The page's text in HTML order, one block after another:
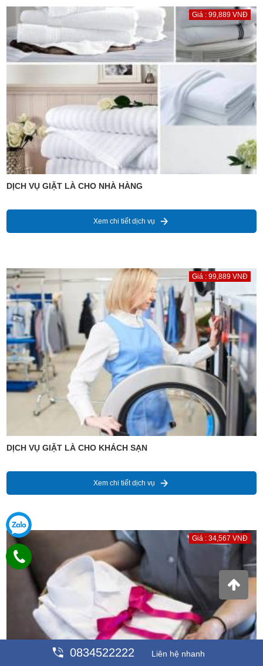
Giá : 99,889 VNĐ
DỊCH VỤ GIẶT LÀ CHO NHÀ HÀNG
Xem chi tiết dịch vụ
Giá : 99,889 VNĐ
DỊCH VỤ GIẶT LÀ CHO KHÁCH SẠN
Xem chi tiết dịch vụ
Giá : 34,567 VNĐ
0834522222 Liên hệ nhanh